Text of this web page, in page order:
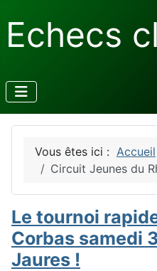
Echecs
Vous êtes ici : Accueil
Circuit Jeunes du
Le tournoi
Corbas samedi
Jaures !